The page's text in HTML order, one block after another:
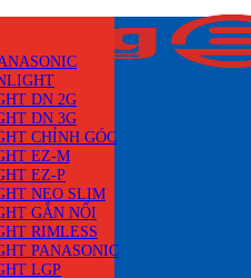
DN 2G
DN 3G
CHỈNH GÓC
EZ-M
EZ-P
NEO SLIM
GẮN NỔI
RIMLESS
PANASONIC
LGP